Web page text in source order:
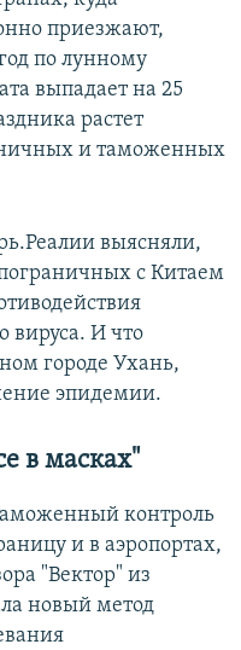
приезжают,
по лунному
выпадает на 25
растет
и таможенных
выясняли,
с Китаем
вируса. И что
городе Ухань,
эпидемии.
в масках"
контроль
и в аэропортах,
"Вектор" из
новый метод